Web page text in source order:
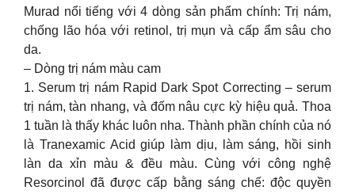
Murad nổi tiếng với 4 dòng sản phẩm chính: Trị nám,
chống lão hóa với retinol, trị mụn và cấp ẩm sâu cho
da.
– Dòng trị nám màu cam
1. Serum trị nám Rapid Dark Spot Correcting – serum
trị nám, tàn nhang, và đốm nâu cực kỳ hiệu quả. Thoa
1 tuần là thấy khác luôn nha. Thành phần chính của nó
là Tranexamic Acid giúp làm dịu, làm sáng, hồi sinh
làn da xỉn màu & đều màu. Cùng với công nghệ
Resorcinol đã được cấp bằng sáng chế: độc quyền